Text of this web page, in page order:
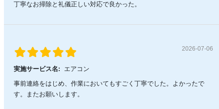
丁寧なお掃除と礼儀正しい対応で良かった。
2026-07-06
実施サービス名:
エアコン
事前連絡をはじめ、作業においてもすごく丁寧でした。よかったで
す。またお願いします。